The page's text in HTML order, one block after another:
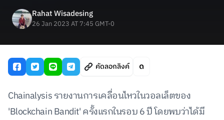
Rahat Wisadesing
26 Jan 2023 AT 7:45 GMT-0
คัดลอกลิงค์
Chainalysis รายงานการเคลื่อนไหวในวอลเล็ตของ
'Blockchain Bandit' ครั้งแรกในรอบ 6 ปี โดยพบว่าได้มี